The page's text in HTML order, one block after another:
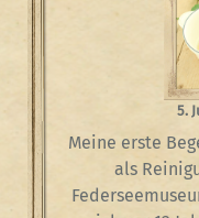
5.
Meine erste
als